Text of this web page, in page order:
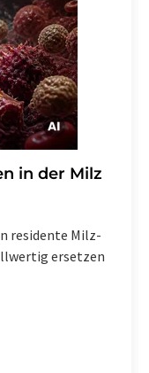
in der Milz
residente Milz-
ersetzen